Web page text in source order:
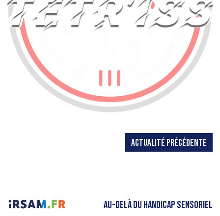
ACTUALITÉ PRÉCÉDENTE
AU-DELÀ DU HANDICAP SENSORIEL